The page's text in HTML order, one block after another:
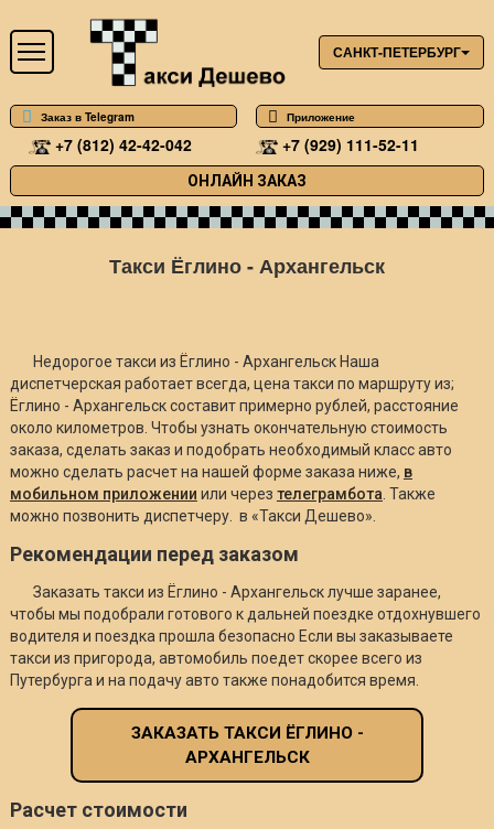
САНКТ-ПЕТЕРБУРГ
Заказ в Telegram Приложение
+7 (812) 42-42-042 +7 (929) 111-52-11
ОНЛАЙН ЗАКАЗ
Такси Ёглино - Архангельск
Недорогое такси из Ёглино - Архангельск Наша
диспетчерская работает всегда, цена такси по маршруту из;
Ёглино - Архангельск составит примерно рублей, расстояние
около километров. Чтобы узнать окончательную стоимость
заказа, сделать заказ и подобрать необходимый класс авто
можно сделать расчет на нашей форме заказа ниже, в
мобильном приложении или через телеграмбота . Также
можно позвонить диспетчеру. в «Такси Дешево».
Рекомендации перед заказом
Заказать такси из Ёглино - Архангельск лучше заранее,
чтобы мы подобрали готового к дальней поездке отдохнувшего
водителя и поездка прошла безопасно Если вы заказываете
такси из пригорода, автомобиль поедет скорее всего из
Путербурга и на подачу авто также понадобится время.
ЗАКАЗАТЬ ТАКСИ ЁГЛИНО -
АРХАНГЕЛЬСК
Расчет стоимости